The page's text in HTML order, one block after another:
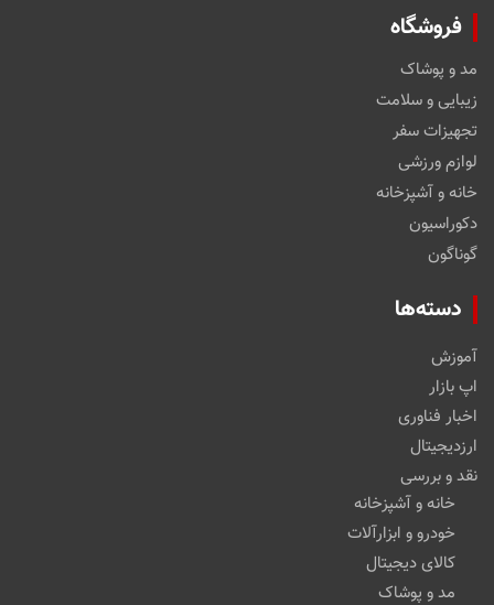
فروشگاه
مد و پوشاک
زیبایی و سلامت
تجهیزات سفر
لوازم ورزشی
خانه و آشپزخانه
دکوراسیون
گوناگون
دسته‌ها
آموزش
اپ بازار
اخبار فناوری
ارزدیجیتال
نقد و بررسی
خانه و آشپزخانه
خودرو و ابزارآلات
کالای دیجیتال
مد و پوشاک